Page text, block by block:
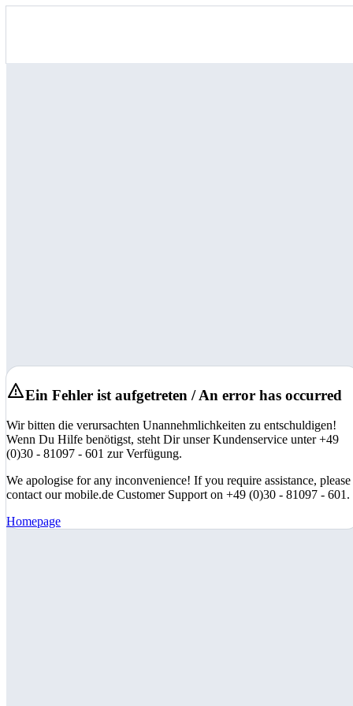
Ein Fehler ist aufgetreten / An error has occurred
Wir bitten die verursachten Unannehmlichkeiten zu entschuldigen!
Wenn Du Hilfe benötigst, steht Dir unser Kundenservice unter +49
(0)30 - 81097 - 601 zur Verfügung.
We apologise for any inconvenience! If you require assistance, please
contact our mobile.de Customer Support on +49 (0)30 - 81097 - 601.
Homepage